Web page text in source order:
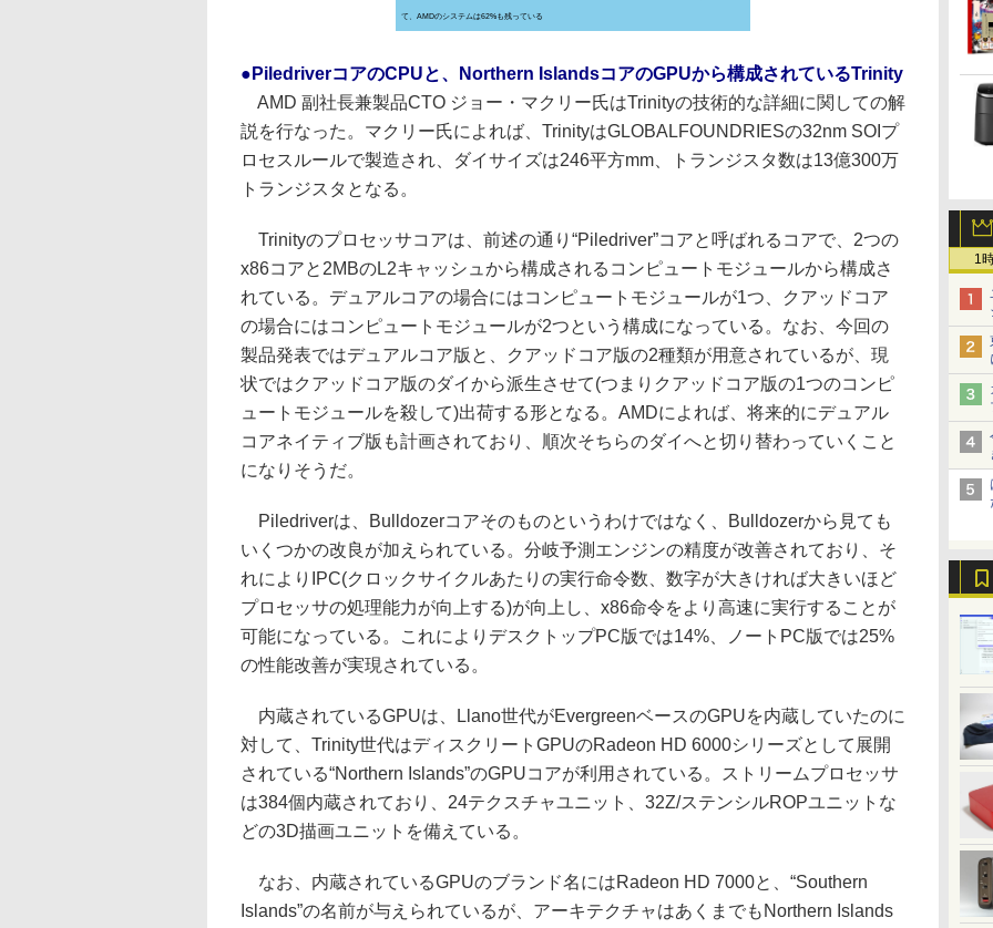
1
て、AMDのシステムは62%も残っている
●PiledriverコアのCPUと、Northern IslandsコアのGPUから構成されているTrinity
AMD 副社長兼製品CTO ジョー・マクリー氏はTrinityの技術的な詳細に関しての解
説を行なった。マクリー氏によれば、TrinityはGLOBALFOUNDRIESの32nm SOIプ
ロセスルールで製造され、ダイサイズは246平方mm、トランジスタ数は13億300万
トランジスタとなる。
Trinityのプロセッサコアは、前述の通り“Piledriver”コアと呼ばれるコアで、2つの
x86コアと2MBのL2キャッシュから構成されるコンピュートモジュールから構成さ
れている。デュアルコアの場合にはコンピュートモジュールが1つ、クアッドコア
の場合にはコンピュートモジュールが2つという構成になっている。なお、今回の
製品発表ではデュアルコア版と、クアッドコア版の2種類が用意されているが、現
状ではクアッドコア版のダイから派生させて(つまりクアッドコア版の1つのコンピ
ュートモジュールを殺して)出荷する形となる。AMDによれば、将来的にデュアル
コアネイティブ版も計画されており、順次そちらのダイへと切り替わっていくこと
になりそうだ。
Piledriverは、Bulldozerコアそのものというわけではなく、Bulldozerから見ても
いくつかの改良が加えられている。分岐予測エンジンの精度が改善されており、そ
れによりIPC(クロックサイクルあたりの実行命令数、数字が大きければ大きいほど
プロセッサの処理能力が向上する)が向上し、x86命令をより高速に実行することが
可能になっている。これによりデスクトップPC版では14%、ノートPC版では25%
の性能改善が実現されている。
内蔵されているGPUは、Llano世代がEvergreenベースのGPUを内蔵していたのに
対して、Trinity世代はディスクリートGPUのRadeon HD 6000シリーズとして展開
されている“Northern Islands”のGPUコアが利用されている。ストリームプロセッサ
は384個内蔵されており、24テクスチャユニット、32Z/ステンシルROPユニットな
どの3D描画ユニットを備えている。
なお、内蔵されているGPUのブランド名にはRadeon HD 7000と、“Southern
Islands”の名前が与えられているが、アーキテクチャはあくまでもNorthern Islands